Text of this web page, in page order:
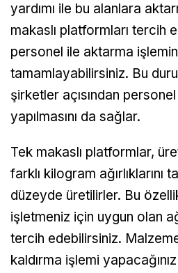
yardımı ile bu alanlara
makaslı platformları tercih
personel ile aktarma
tamamlayabilirsiniz. Bu
şirketler açısından
yapılmasını da sağlar.
Tek makaslı platformlar,
farklı kilogram ağırlıklarını
düzeyde üretilirler. Bu
işletmeniz için uygun olan
tercih edebilirsiniz.
kaldırma işlemi